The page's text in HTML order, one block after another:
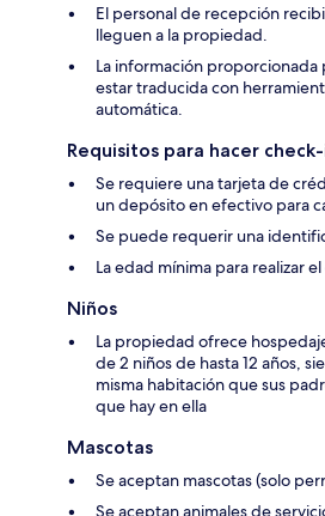
El personal de recepción
lleguen a la propiedad.
La información
estar traducida con
automática.
Requisitos para hacer
Se requiere una tarjeta de
un depósito en efectivo para
Se puede requerir una
La edad mínima para realizar
Niños
La propiedad ofrece
de 2 niños de hasta 12 años,
misma habitación que sus
que hay en ella
Mascotas
Se aceptan mascotas (solo
Se aceptan animales de